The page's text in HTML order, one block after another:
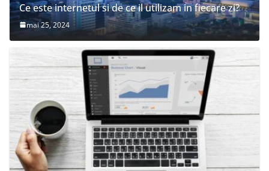
Ce este internetul si de ce il utilizam in fiecare zi?
mai 25, 2024